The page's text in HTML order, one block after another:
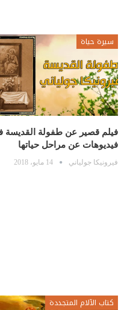
سيرة حياة
فيلم قصير عن طفولة القديسة
فيديوهات عن مراحل حياتها
فيرونيكا جولياني 14 مايو، 2018
كتاب الآلام المتجددة